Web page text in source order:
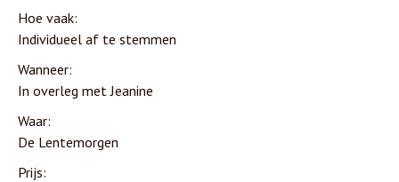
Hoe vaak:
Individueel af te stemmen
Wanneer:
In overleg met Jeanine
Waar:
De Lentemorgen
Prijs: